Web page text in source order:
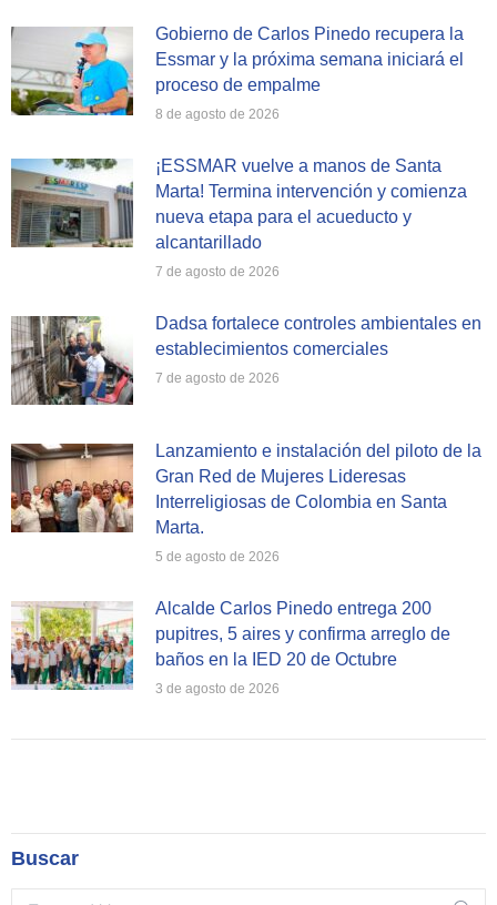
Gobierno de Carlos Pinedo recupera la
Essmar y la próxima semana iniciará el
proceso de empalme
8 de agosto de 2026
¡ESSMAR vuelve a manos de Santa
Marta! Termina intervención y comienza
nueva etapa para el acueducto y
alcantarillado
7 de agosto de 2026
Dadsa fortalece controles ambientales en
establecimientos comerciales
7 de agosto de 2026
Lanzamiento e instalación del piloto de la
Gran Red de Mujeres Lideresas
Interreligiosas de Colombia en Santa
Marta.
5 de agosto de 2026
Alcalde Carlos Pinedo entrega 200
pupitres, 5 aires y confirma arreglo de
baños en la IED 20 de Octubre
3 de agosto de 2026
Buscar